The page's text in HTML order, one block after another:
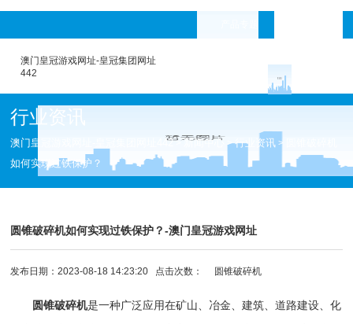
澳门皇冠游戏网址-皇冠集团网址
442
行业资讯
澳门皇冠游戏网址-皇冠集团网址442>新闻中心 >行业资讯 >
如何实现过铁保护？
圆锥破碎机如何实现过铁保护？-澳门皇冠游戏网址
发布日期：2023-08-18 14:23:20 点击次数： 圆锥破碎机
圆锥破碎机是一种广泛应用在矿山、冶金、建筑、道路建设、化